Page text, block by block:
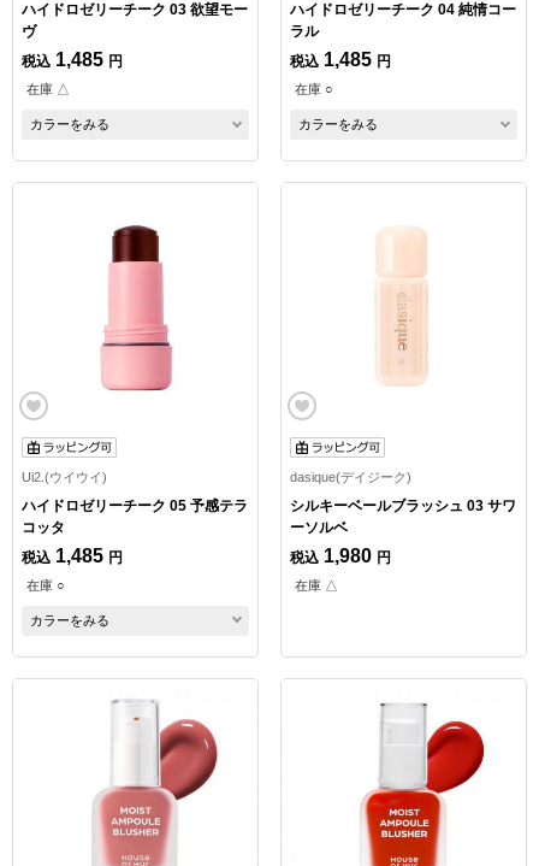
ハイドロゼリーチーク 03 欲望モー
ヴ
税込 1,485 円
在庫 △
カラーをみる
ハイドロゼリーチーク 04 純情コー
ラル
税込 1,485 円
在庫 ○
カラーをみる
Ui2.(ウイウイ)
ハイドロゼリーチーク 05 予感テラ
コッタ
税込 1,485 円
在庫 ○
カラーをみる
dasique(デイジーク)
シルキーベールブラッシュ 03 サワ
ーソルベ
税込 1,980 円
在庫 △